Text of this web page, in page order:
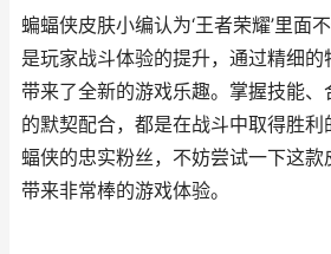
蝙蝠侠皮肤小编认为‘王者荣耀’里面
是玩家战斗体验的提升，通过精细的
带来了全新的游戏乐趣。掌握技能、
的默契配合，都是在战斗中取得胜
蝠侠的忠实粉丝，不妨尝试一下这
带来非常棒的游戏体验。